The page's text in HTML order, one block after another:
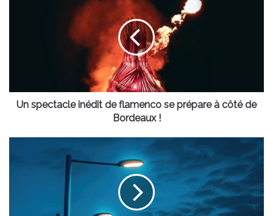
côté
deUn spectacle inédit de flamenco se prépare à côté de
Bordeaux !
progressivement